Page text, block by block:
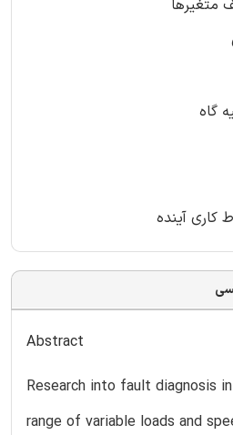
Abstract
Research into fault diagnosis
range of variable loads and